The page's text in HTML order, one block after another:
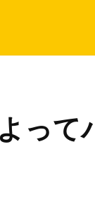
って